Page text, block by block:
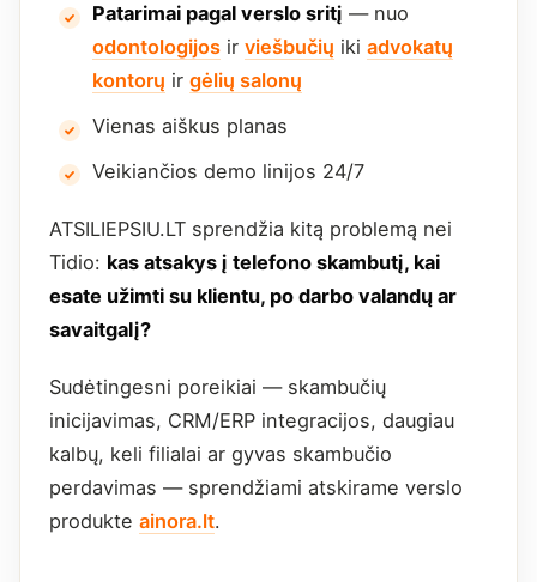
Patarimai pagal verslo sritį — nuo
odontologijos ir viešbučių iki advokatų
kontorų ir gėlių salonų
Vienas aiškus planas
Veikiančios demo linijos 24/7
ATSILIEPSIU.LT sprendžia kitą problemą nei
Tidio: kas atsakys į telefono skambutį, kai
esate užimti su klientu, po darbo valandų ar
savaitgalį?
Sudėtingesni poreikiai — skambučių
inicijavimas, CRM/ERP integracijos, daugiau
kalbų, keli filialai ar gyvas skambučio
perdavimas — sprendžiami atskirame verslo
produkte ainora.lt.